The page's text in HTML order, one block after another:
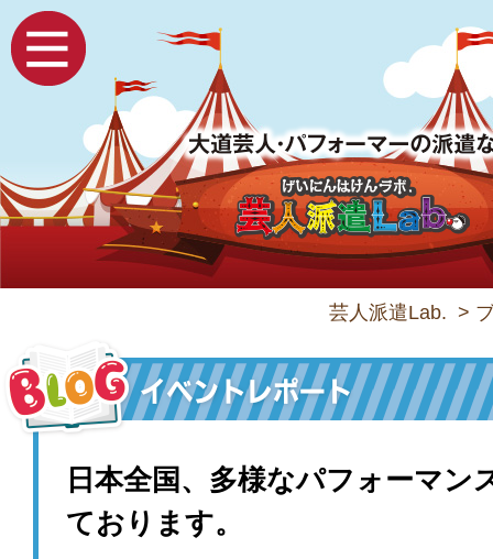
芸人派遣Lab. >
日本全国、多様なパフォーマン
ております。